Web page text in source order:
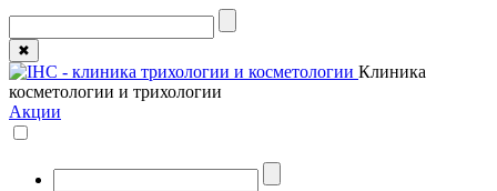
✖
Клиника
косметологии и трихологии
Акции